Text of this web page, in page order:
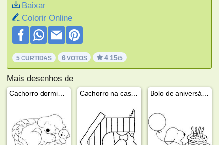
Baixar
Colorir Online
5 CURTIDAS 6 VOTOS 4.15/5
Mais desenhos de